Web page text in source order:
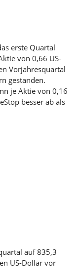
erste Quartal
von 0,66 US-
Vorjahresquartal
gestanden.
je Aktie von 0,16
besser ab als
auf 835,3
US-Dollar vor